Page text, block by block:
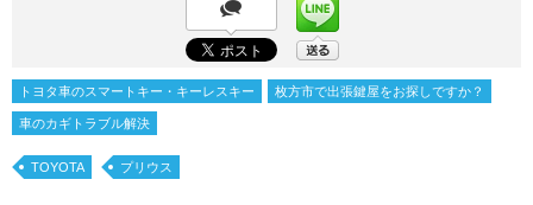
トヨタ車のスマートキー・キーレスキー 枚方市で出張鍵屋をお探しですか？
車のカギトラブル解決
TOYOTA プリウス